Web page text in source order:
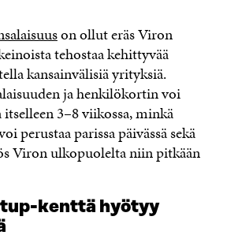
on ollut eräs Viron
tehostaa kehittyvää
kansainvälisiä yrityksiä.
ja henkilökortin voi
itselleen 3–8 viikossa, minkä
perustaa parissa päivässä sekä
Viron ulkopuolelta niin pitkään
kenttä hyötyy